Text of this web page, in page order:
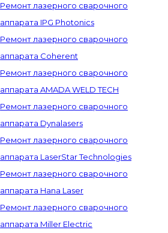
Ремонт лазерного сварочного
аппарата IPG Photonics
Ремонт лазерного сварочного
аппарата Coherent
Ремонт лазерного сварочного
аппарата AMADA WELD TECH
Ремонт лазерного сварочного
аппарата Dynalasers
Ремонт лазерного сварочного
аппарата LaserStar Technologies
Ремонт лазерного сварочного
аппарата Hana Laser
Ремонт лазерного сварочного
аппарата Miller Electric